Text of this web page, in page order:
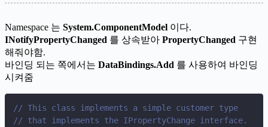
Namespace 는 System.ComponentModel 이다.
INotifyPropertyChanged 를 상속받아 PropertyChanged 구현
해줘야함.
바인딩 되는 쪽에서는 DataBindings.Add 를 사용하여 바인딩
시켜줌
// This class implements a simple customer type
// that implements the IPropertyChange interface.